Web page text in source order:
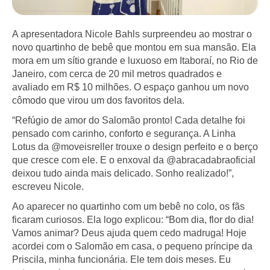
A apresentadora Nicole Bahls surpreendeu ao mostrar o
novo quartinho de bebê que montou em sua mansão. Ela
mora em um sítio grande e luxuoso em Itaboraí, no Rio de
Janeiro, com cerca de 20 mil metros quadrados e
avaliado em R$ 10 milhões. O espaço ganhou um novo
cômodo que virou um dos favoritos dela.
“Refúgio de amor do Salomão pronto! Cada detalhe foi
pensado com carinho, conforto e segurança. A Linha
Lotus da @moveisreller trouxe o design perfeito e o berço
que cresce com ele. E o enxoval da @abracadabraoficial
deixou tudo ainda mais delicado. Sonho realizado!”,
escreveu Nicole.
Ao aparecer no quartinho com um bebê no colo, os fãs
ficaram curiosos. Ela logo explicou: “Bom dia, flor do dia!
Vamos animar? Deus ajuda quem cedo madruga! Hoje
acordei com o Salomão em casa, o pequeno príncipe da
Priscila, minha funcionária. Ele tem dois meses. Eu